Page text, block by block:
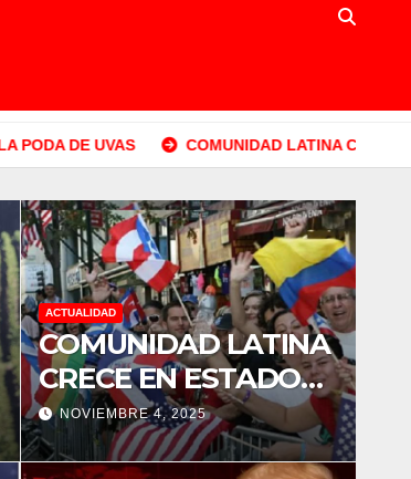
COMUNIDAD LATINA CRECE EN ESTADOS
ACTUALIDAD
COMUNIDAD LATINA
CRECE EN ESTADOS
UNIDOS
NOVIEMBRE 4, 2025